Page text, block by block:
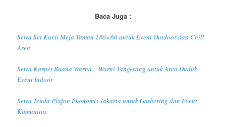
Baca Juga :
Sewa Set Kursi Meja Taman 180×60 untuk Event Outdoor dan Chill
Area
Sewa Karpet Buana Warna – Warni Tangerang untuk Area Duduk
Event Indoor
Sewa Tenda Plafon Ekonomis Jakarta untuk Gathering dan Event
Komunitas